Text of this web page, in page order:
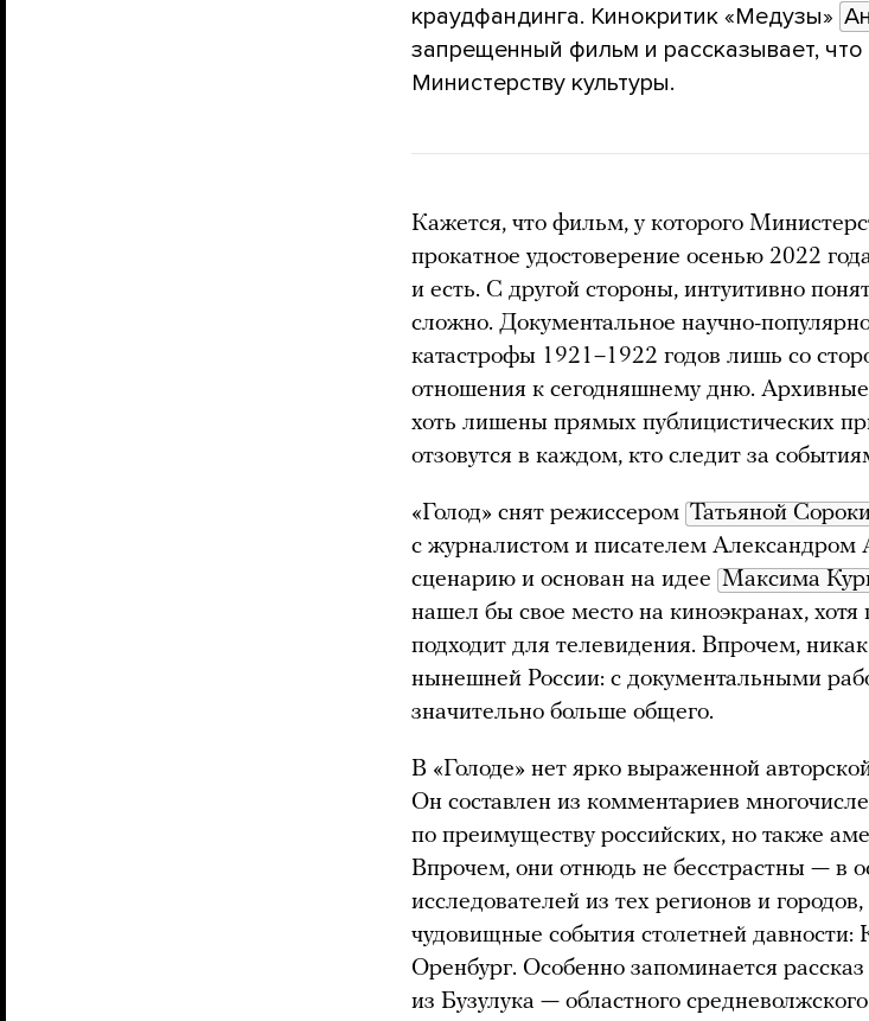
краудфандинга. Кинокритик «Медузы»
запрещенный фильм и рассказывает,
Министерству культуры.
Кажется, что фильм, у которого
прокатное удостоверение осенью 2022
и есть. С другой стороны, интуитивно
сложно. Документальное научно-
катастрофы 1921–1922 годов лишь со
отношения к сегодняшнему дню.
хоть лишены прямых публицистических
отзовутся в каждом, кто следит за
«Голод» снят режиссером Татьяной
с журналистом и писателем Александром
сценарию и основан на идее Максима
нашел бы свое место на киноэкранах,
подходит для телевидения. Впрочем,
нынешней России: с документальными
значительно больше общего.
В «Голоде» нет ярко выраженной
Он составлен из комментариев
по преимуществу российских, но также
Впрочем, они отнюдь не бесстрастны — в
исследователей из тех регионов и
чудовищные события столетней давности:
Оренбург. Особенно запоминается
из Бузулука — областного